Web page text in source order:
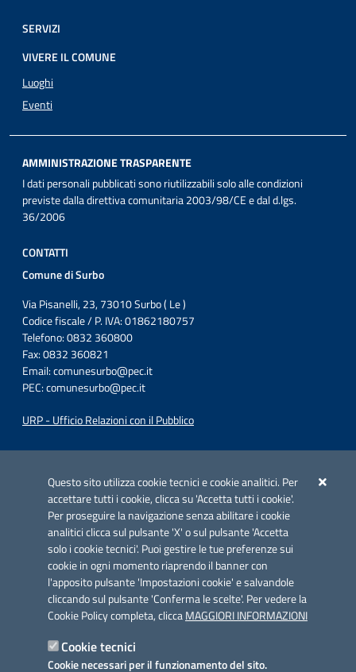
Questo sito utilizza cookie tecnici e cookie analitici. Per
accettare tutti i cookie, clicca su 'Accetta tutti i cookie'.
Per proseguire la navigazione senza abilitare i cookie
analitici clicca sul pulsante 'X' o sul pulsante 'Accetta
solo i cookie tecnici'. Puoi gestire le tue preferenze sui
cookie in ogni momento riaprendo il banner con
l'apposito pulsante 'Impostazioni cookie' e salvandole
cliccando sul pulsante 'Conferma le scelte'. Per vedere la
Cookie Policy completa, cliccaMAGGIORI INFORMAZIONI
Cookie tecnici
Cookie necessari per il funzionamento del sito.
SERVIZI
VIVERE IL COMUNE
Luoghi
Eventi
AMMINISTRAZIONE TRASPARENTE
I dati personali pubblicati sono riutilizzabili solo alle condizioni
previste dalla direttiva comunitaria 2003/98/CE e dal d.lgs.
36/2006
CONTATTI
Comune di Surbo
Via Pisanelli, 23, 73010 Surbo ( Le )
Codice fiscale / P. IVA: 01862180757
Telefono: 0832 360800
Fax: 0832 360821
Email:comunesurbo@pec.it
PEC:comunesurbo@pec.it
URP - Ufficio Relazioni con il Pubblico
Azione 2.3.
Link utili
Informativa privacy
Dichiarazione di accessibilità